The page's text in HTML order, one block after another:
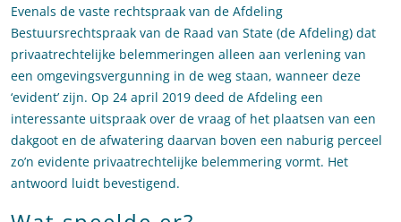
Evenals de vaste rechtspraak van de Afdeling
Bestuursrechtspraak van de Raad van State (de Afdeling) dat
privaatrechtelijke belemmeringen alleen aan verlening van
een omgevingsvergunning in de weg staan, wanneer deze
‘evident’ zijn. Op 24 april 2019 deed de Afdeling een
interessante uitspraak over de vraag of het plaatsen van een
dakgoot en de afwatering daarvan boven een naburig perceel
zo’n evidente privaatrechtelijke belemmering vormt. Het
antwoord luidt bevestigend.